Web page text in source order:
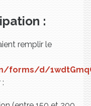
:
remplir le
d/